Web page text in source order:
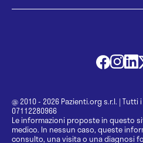
@ 2010 - 2026 Pazienti.org s.r.l. | Tutti
07112280966
Le informazioni proposte in questo
medico. In nessun caso, queste
consulto, una visita o una diagnosi